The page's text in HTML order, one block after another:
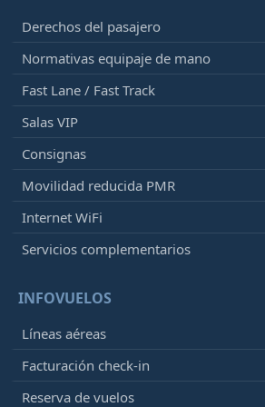
Derechos del pasajero
Normativas equipaje de mano
Fast Lane / Fast Track
Salas VIP
Consignas
Movilidad reducida PMR
Internet WiFi
Servicios complementarios
INFOVUELOS
Líneas aéreas
Facturación check-in
Reserva de vuelos